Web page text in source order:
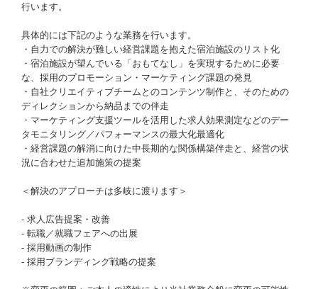
行います。
具体的には下記のような業務を行います。
・自力での解決が難しい経営課題を抱えた宿泊施設のリスト化
・宿泊施設が望んでいる「おもてなし」を実現するために必要
な、採用のプロモーション・マーケティング課題の発見
・自社クリエイティブチームとのコンテンツ制作と、そのための
ディレクションから納品までの伴走
・マーケティング支援ツールを活用した求人効果測定などのデー
タモニタリング／パフォーマンスの最大化最適化
・経営課題の解消に向けた中長期的な関係構築伴走と、経営の状
況に合わせた追加施策の提案
＜解決のアプローチは多岐に渡ります＞
- 求人広告提案・改善
- 転職／就職フェアへの出展
- 採用動画の制作
- 採用ブランディング戦略の提案